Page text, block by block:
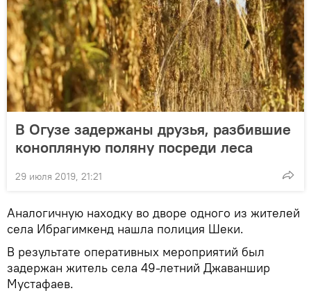
В Огузе задержаны друзья, разбившие
конопляную поляну посреди леса
29 июля 2019, 21:21
Аналогичную находку во дворе одного из жителей
села Ибрагимкенд нашла полиция Шеки.
В результате оперативных мероприятий был
задержан житель села 49-летний Джаваншир
Мустафаев.